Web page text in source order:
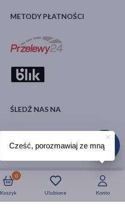
Nowości Krótkie daty
Ulubione
Koszyk
0
Konto
METODY PŁATNOŚCI
ŚLEDŹ NAS NA
Cześć, porozmawiaj ze mną